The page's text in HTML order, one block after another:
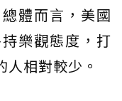
體而言，美國
樂觀態度，打
相對較少。